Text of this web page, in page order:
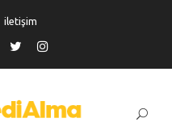
iletişim